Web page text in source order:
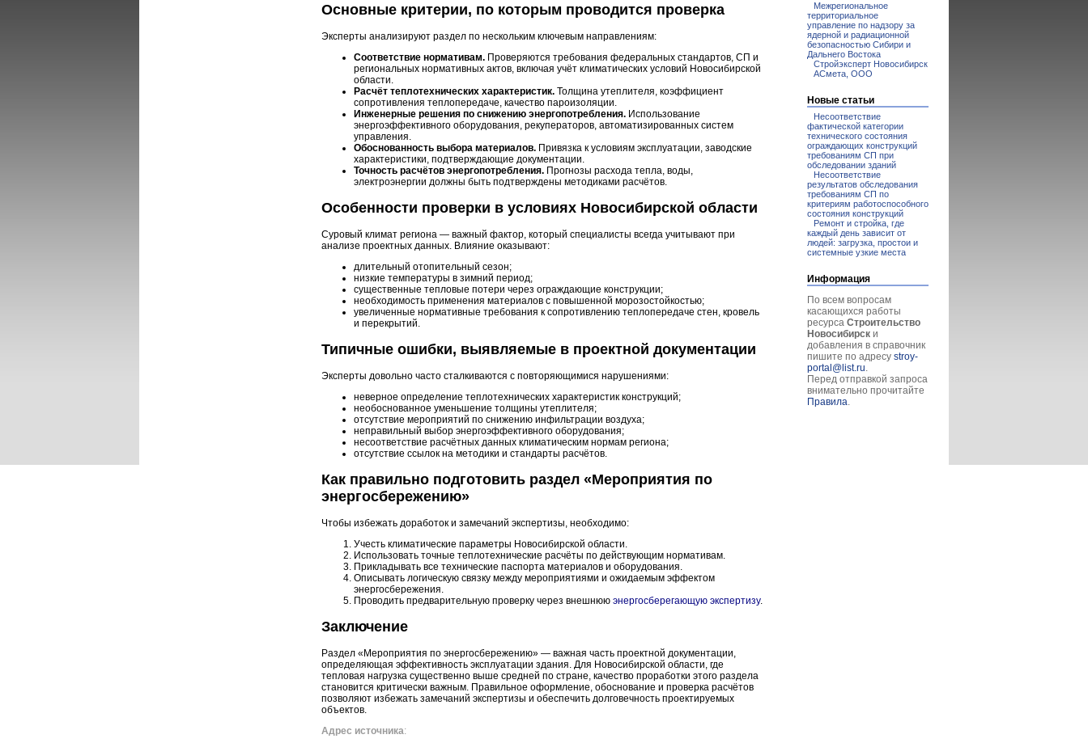
Основные критерии, по которым проводится проверка
Эксперты анализируют раздел по нескольким ключевым направлениям:
Соответствие нормативам. Проверяются требования федеральных стандартов, СП и
региональных нормативных актов, включая учёт климатических условий Новосибирской
области.
Расчёт теплотехнических характеристик. Толщина утеплителя, коэффициент
сопротивления теплопередаче, качество пароизоляции.
Инженерные решения по снижению энергопотребления. Использование
энергоэффективного оборудования, рекуператоров, автоматизированных систем
управления.
Обоснованность выбора материалов. Привязка к условиям эксплуатации, заводские
характеристики, подтверждающие документации.
Точность расчётов энергопотребления. Прогнозы расхода тепла, воды,
электроэнергии должны быть подтверждены методиками расчётов.
Особенности проверки в условиях Новосибирской области
Суровый климат региона — важный фактор, который специалисты всегда учитывают при
анализе проектных данных. Влияние оказывают:
длительный отопительный сезон;
низкие температуры в зимний период;
существенные тепловые потери через ограждающие конструкции;
необходимость применения материалов с повышенной морозостойкостью;
увеличенные нормативные требования к сопротивлению теплопередаче стен, кровель
и перекрытий.
Типичные ошибки, выявляемые в проектной документации
Эксперты довольно часто сталкиваются с повторяющимися нарушениями:
неверное определение теплотехнических характеристик конструкций;
необоснованное уменьшение толщины утеплителя;
отсутствие мероприятий по снижению инфильтрации воздуха;
неправильный выбор энергоэффективного оборудования;
несоответствие расчётных данных климатическим нормам региона;
отсутствие ссылок на методики и стандарты расчётов.
Как правильно подготовить раздел «Мероприятия по
энергосбережению»
Чтобы избежать доработок и замечаний экспертизы, необходимо:
Учесть климатические параметры Новосибирской области.
Использовать точные теплотехнические расчёты по действующим нормативам.
Прикладывать все технические паспорта материалов и оборудования.
Описывать логическую связку между мероприятиями и ожидаемым эффектом
энергосбережения.
Проводить предварительную проверку через внешнюю энергосберегающую экспертизу.
Заключение
Раздел «Мероприятия по энергосбережению» — важная часть проектной документации,
определяющая эффективность эксплуатации здания. Для Новосибирской области, где
тепловая нагрузка существенно выше средней по стране, качество проработки этого раздела
становится критически важным. Правильное оформление, обоснование и проверка расчётов
позволяют избежать замечаний экспертизы и обеспечить долговечность проектируемых
объектов.
Адрес источника:
Межрегиональное
территориальное
управление по надзору за
ядерной и радиационной
безопасностью Сибири и
Дальнего Востока
Стройэксперт Новосибирск
АСмета, ООО
Новые статьи
Несоответствие
фактической категории
технического состояния
ограждающих конструкций
требованиям СП при
обследовании зданий
Несоответствие
результатов обследования
требованиям СП по
критериям работоспособного
состояния конструкций
Ремонт и стройка, где
каждый день зависит от
людей: загрузка, простои и
системные узкие места
Информация
По всем вопросам
касающихся работы
ресурса Строительство
Новосибирск и
добавления в справочник
пишите по адресу stroy-
portal@list.ru.
Перед отправкой запроса
внимательно прочитайте
Правила.